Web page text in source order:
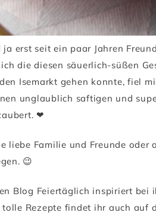
erst seit ein paar Jahren
die diesen säuerlich-süßen
Isemarkt gehen konnte, fiel
unglaublich saftigen und
❤
liebe Familie und Freunde
😉
Blog Feiertäglich inspiriert bei
Rezepte findet ihr auch auf